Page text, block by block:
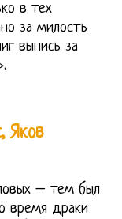
в тех
за милость
выпись за
Яков
– тем был
время драки